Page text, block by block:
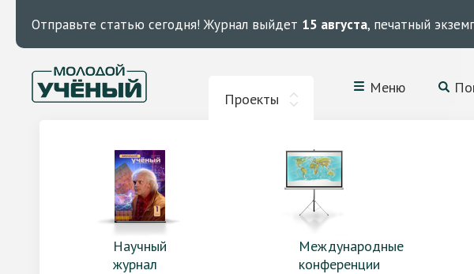
Отправьте статью сегодня! Журнал выйдет 15 августа, печатный
Проекты
Меню
Научный
журнал
Международные
конференции